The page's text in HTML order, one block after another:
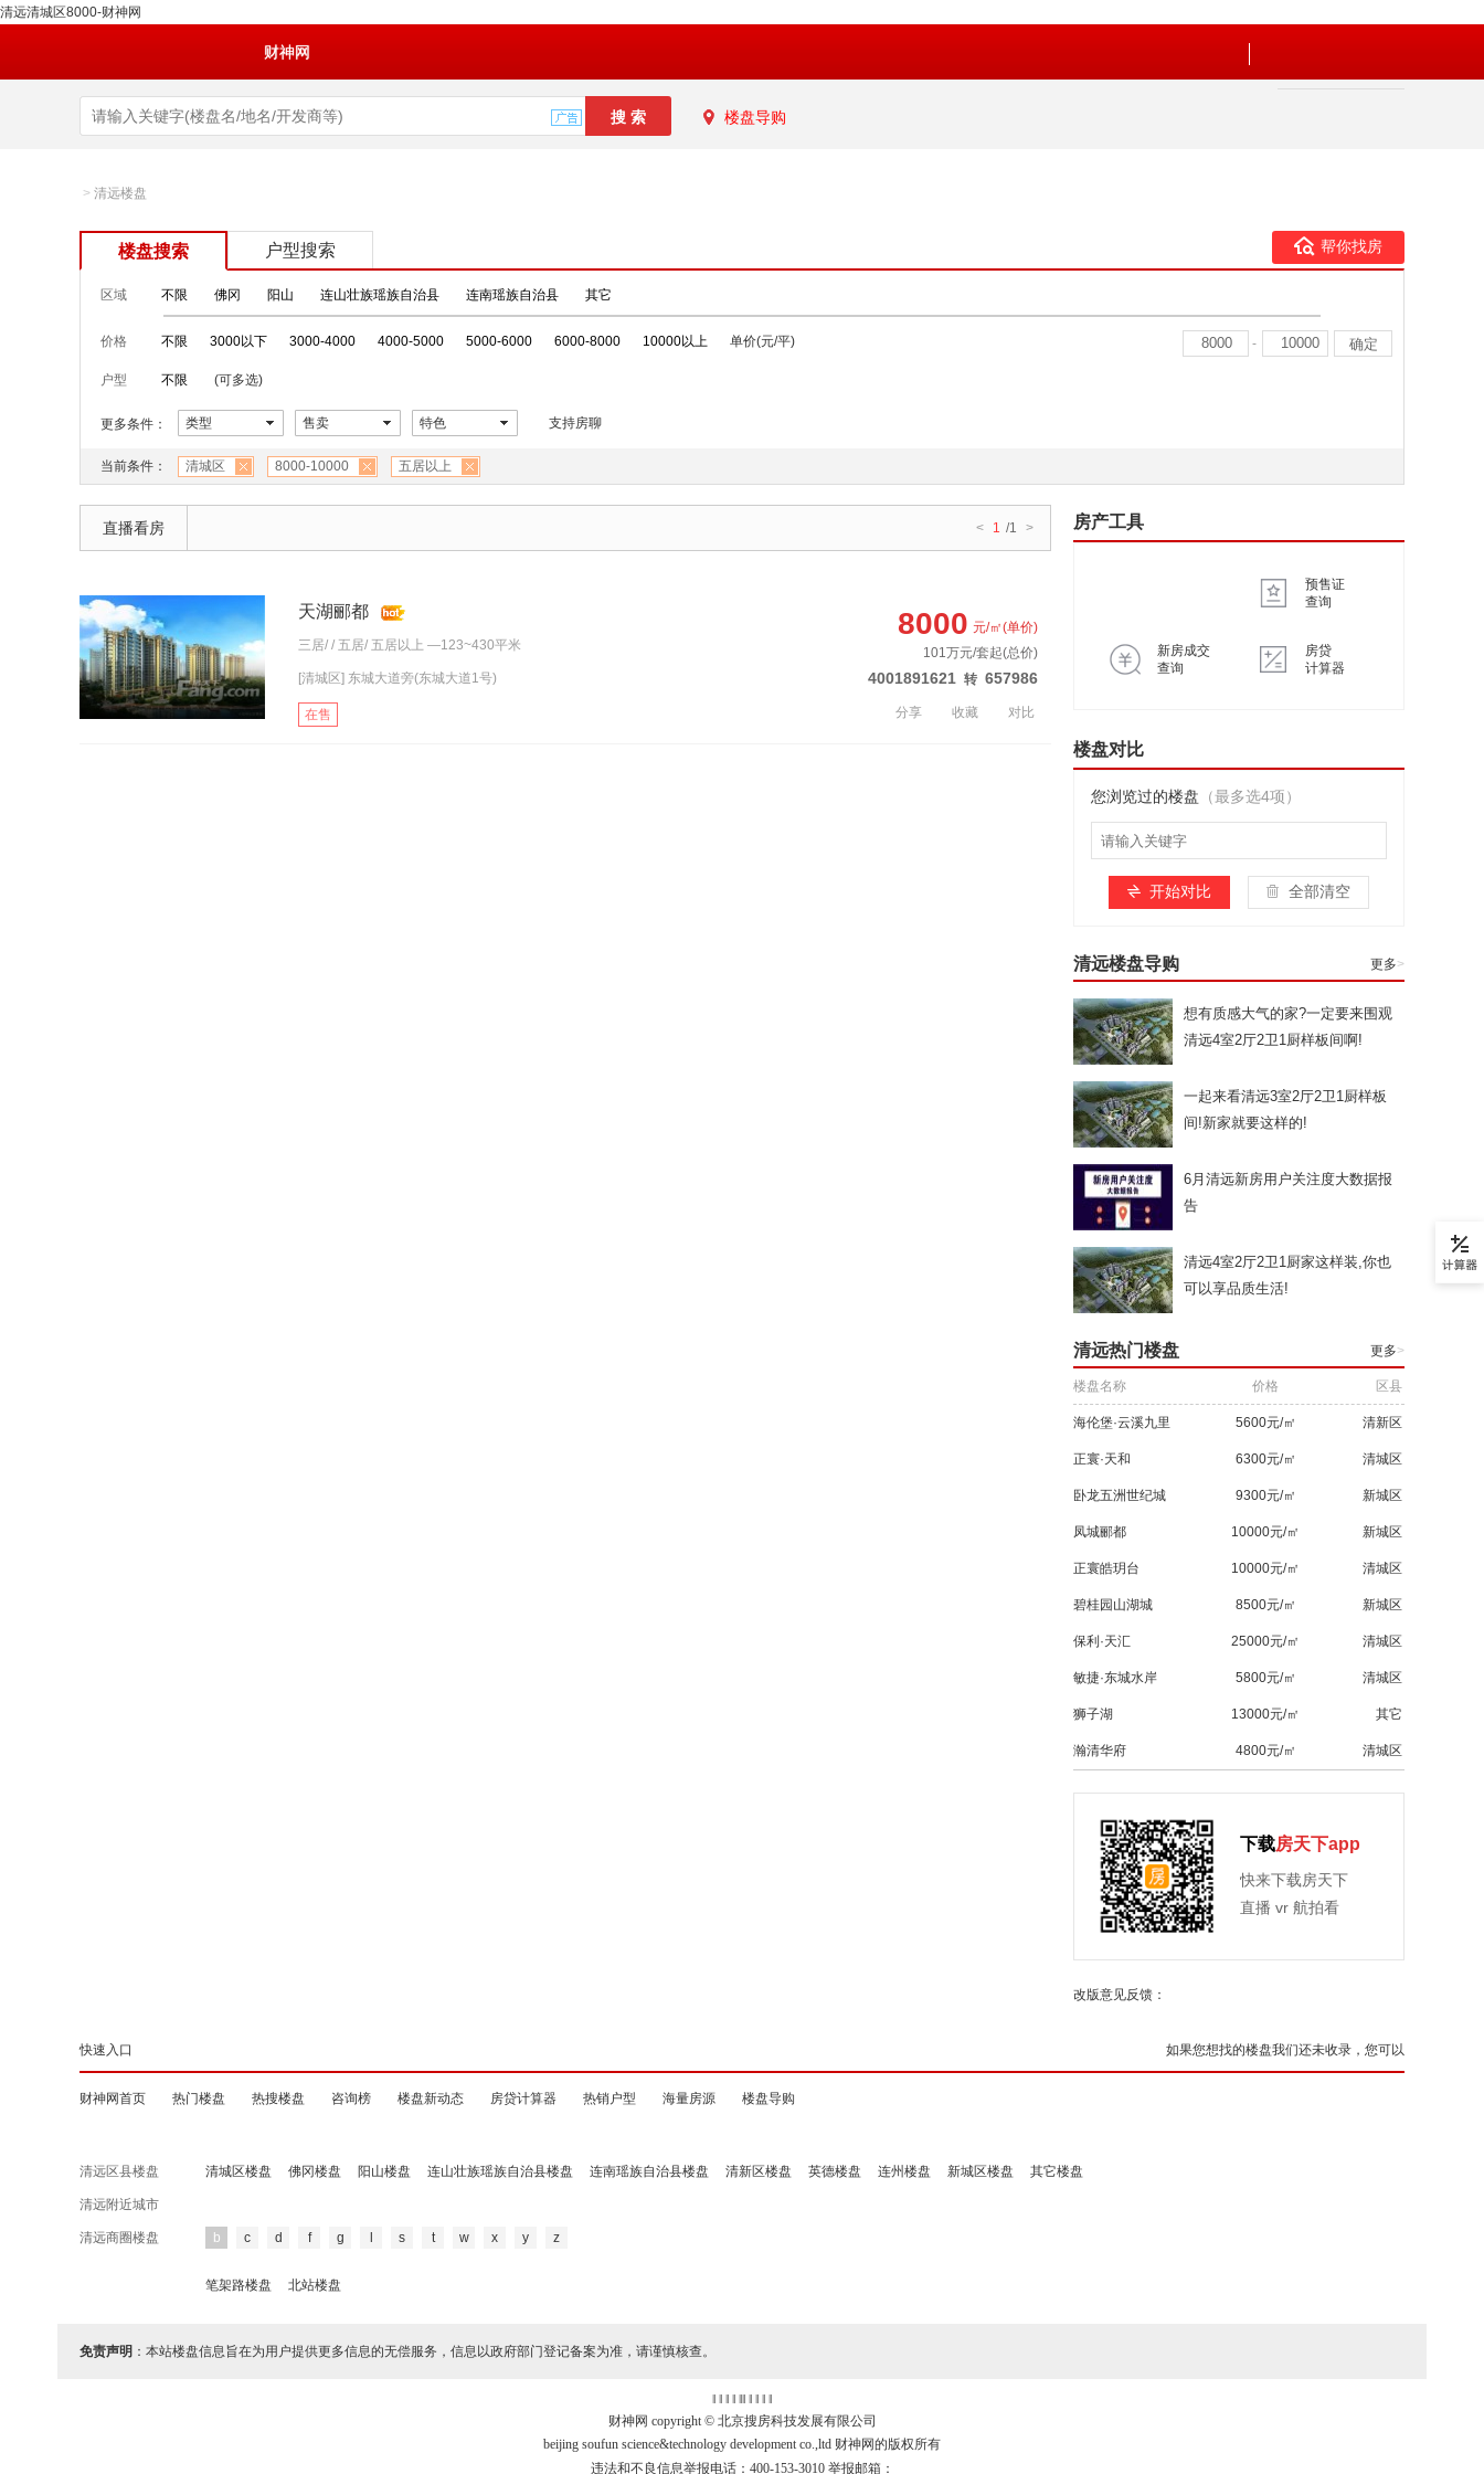
清远清城区8000-财神网
财神网
楼盘导购
> 清远楼盘
楼盘搜索 户型搜索 帮你找房
区域 不限 佛冈 阳山 连山壮族瑶族自治县 连南瑶族自治县 其它
价格 不限 3000以下 3000-4000 4000-5000 5000-6000 6000-8000 10000以上 单价(元/平) -
户型 不限 (可多选)
更多条件： 类型 售卖 特色 支持房聊
当前条件： 清城区 8000-10000 五居以上
直播看房 < 1 /1 >
天湖郦都
三居/ / 五居/ 五居以上 —123~430平米
[清城区] 东城大道旁(东城大道1号) 4001891621 转 657986
在售
8000 元/㎡(单价)
101万元/套起(总价)
分享 收藏 对比
房产工具
预售证
查询
新房成交
查询
房贷
计算器
楼盘对比
您浏览过的楼盘 （最多选4项）
开始对比 全部清空
清远楼盘导购 更多>
想有质感大气的家?一定要来围观
清远4室2厅2卫1厨样板间啊!
一起来看清远3室2厅2卫1厨样板
间!新家就要这样的!
6月清远新房用户关注度大数据报
告
清远4室2厅2卫1厨家这样装,你也
可以享品质生活!
清远热门楼盘 更多>
楼盘名称 价格 区县
海伦堡·云溪九里 5600元/㎡ 清新区
正寰·天和 6300元/㎡ 清城区
卧龙五洲世纪城 9300元/㎡ 新城区
凤城郦都 10000元/㎡ 新城区
正寰皓玥台 10000元/㎡ 清城区
碧桂园山湖城 8500元/㎡ 新城区
保利·天汇 25000元/㎡ 清城区
敏捷·东城水岸 5800元/㎡ 清城区
狮子湖 13000元/㎡ 其它
瀚清华府 4800元/㎡ 清城区
下载房天下app
快来下载房天下
直播 vr 航拍看
改版意见反馈：
如果您想找的楼盘我们还未收录，您可以
快速入口
财神网首页 热门楼盘 热搜楼盘 咨询榜 楼盘新动态 房贷计算器 热销户型 海量房源 楼盘导购
清远区县楼盘 清城区楼盘 佛冈楼盘 阳山楼盘 连山壮族瑶族自治县楼盘 连南瑶族自治县楼盘 清新区楼盘 英德楼盘 连州楼盘 新城区楼盘 其它楼盘
清远附近城市
清远商圈楼盘 b c d f g s t w x y z
笔架路楼盘 北站楼盘
免责声明 ：本站楼盘信息旨在为用户提供更多信息的无偿服务，信息以政府部门登记备案为准，请谨慎核查。
‖ ‖ ‖ ‖ ‖‖ ‖ ‖ ‖ ‖
财神网 copyright © 北京搜房科技发展有限公司
beijing soufun science&technology development co.,ltd 财神网的版权所有
违法和不良信息举报电话：400-153-3010 举报邮箱：